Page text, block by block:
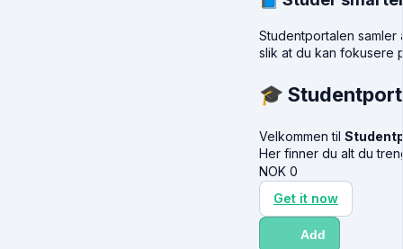
Studentportalen
slik at du kan fokusere
🎓
Velkommen til
Her finner du alt du
NOK 0
Get it now
Add